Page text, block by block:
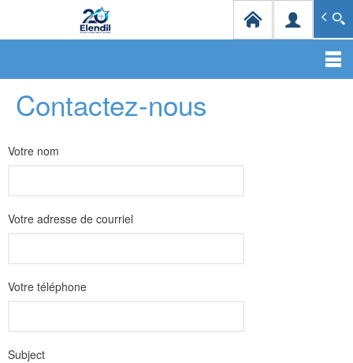
contenu
principal
Spécialiste en infrastructures et solutions de
Contactez-nous
Votre nom
Votre adresse de courriel
Votre téléphone
Subject